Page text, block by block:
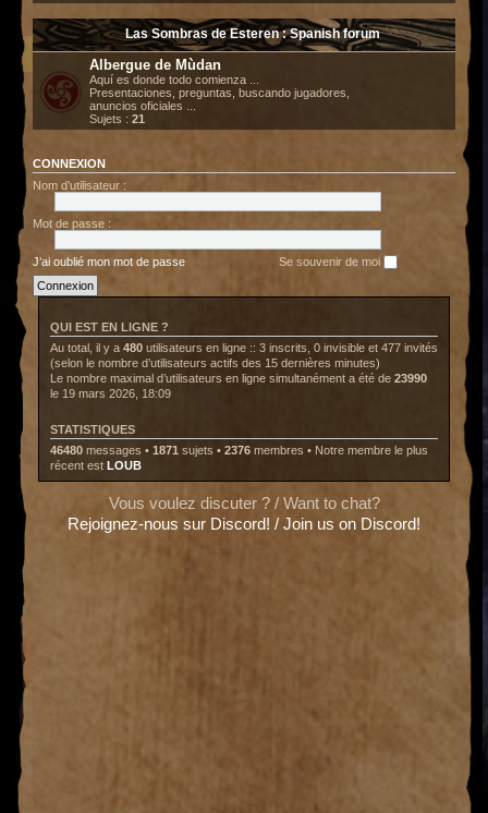
Las Sombras de Esteren : Spanish forum
Albergue de Mùdan
Aquí es donde todo comienza ...
Presentaciones, preguntas, buscando jugadores,
anuncios oficiales ...
Sujets : 21
CONNEXION
Nom d’utilisateur :
Mot de passe :
J’ai oublié mon mot de passe Se souvenir de moi
QUI EST EN LIGNE ?
Au total, il y a 480 utilisateurs en ligne :: 3 inscrits, 0 invisible et 477 invités
(selon le nombre d’utilisateurs actifs des 15 dernières minutes)
Le nombre maximal d’utilisateurs en ligne simultanément a été de 23990
le 19 mars 2026, 18:09
STATISTIQUES
46480 messages • 1871 sujets • 2376 membres • Notre membre le plus
récent est LOUB
Vous voulez discuter ? / Want to chat?
Rejoignez-nous sur Discord! / Join us on Discord!